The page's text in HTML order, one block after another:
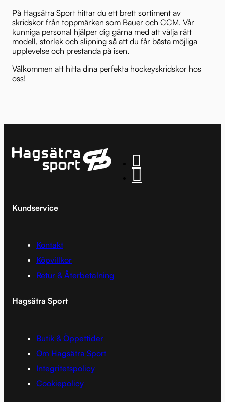
På Hagsätra Sport hittar du ett brett sortiment av
skridskor från toppmärken som Bauer och CCM. Vår
kunniga personal hjälper dig gärna med att välja rätt
modell, storlek och slipning så att du får bästa möjliga
upplevelse och prestanda på isen.
Välkommen att hitta dina perfekta hockeyskridskor hos
oss!
Kundservice
Kontakt
Köpvillkor
Retur & Återbetalning
Hagsätra Sport
Butik & Öppettider
Om Hagsätra Sport
Integritetspolicy
Cookiepolicy